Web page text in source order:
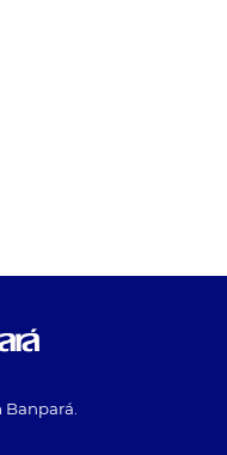
Banpará.